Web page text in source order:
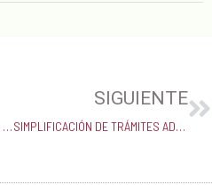
OECD publica Guía de precios de transferencia sobre transacciones financieras
SIGUIENTE
SIMPLIFICACIÓN DE TRÁMITES ADMINISTRATIVOS EN EL ESTADO